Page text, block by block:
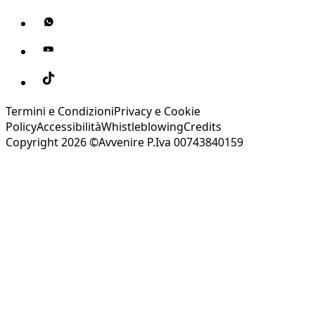
Termini e CondizioniPrivacy e Cookie
PolicyAccessibilitàWhistleblowingCredits
Copyright 2026 ©Avvenire P.Iva 00743840159